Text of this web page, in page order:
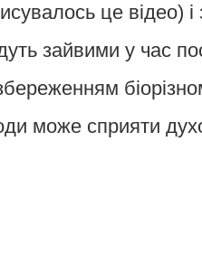
це відео)
зайвими у час
може сприяти